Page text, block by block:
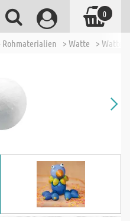
Rohmaterialien > Watte >
0